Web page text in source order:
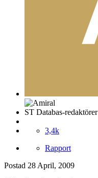
ST Databas-redaktörer
3,4k
Rapport
Postad 28 April, 2009